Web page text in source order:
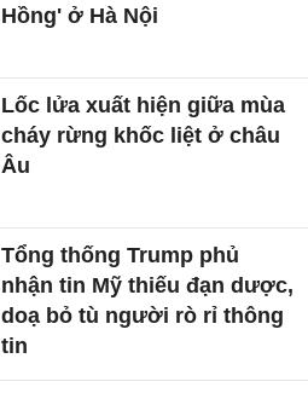
Hồng' ở Hà Nội
Lốc lửa xuất hiện giữa mùa
cháy rừng khốc liệt ở châu
Âu
Tổng thống Trump phủ
nhận tin Mỹ thiếu đạn dược,
doạ bỏ tù người rò rỉ thông
tin